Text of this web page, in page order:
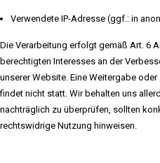
Verwendete IP-Adresse (ggf.: in
Die Verarbeitung erfolgt gemäß Art. 6
berechtigten Interesses an der
unserer Website. Eine Weitergabe
findet nicht statt. Wir behalten uns
nachträglich zu überprüfen, sollten
rechtswidrige Nutzung hinweisen.